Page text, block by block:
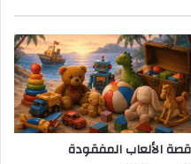
قصة الألعاب المفقودة